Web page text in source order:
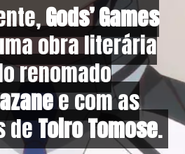
Gods’ Games
obra literária
renomado
e com as
deToiro Tomose.
Gods’ Games
obra literária
renomado
e com as
deToiro Tomose.